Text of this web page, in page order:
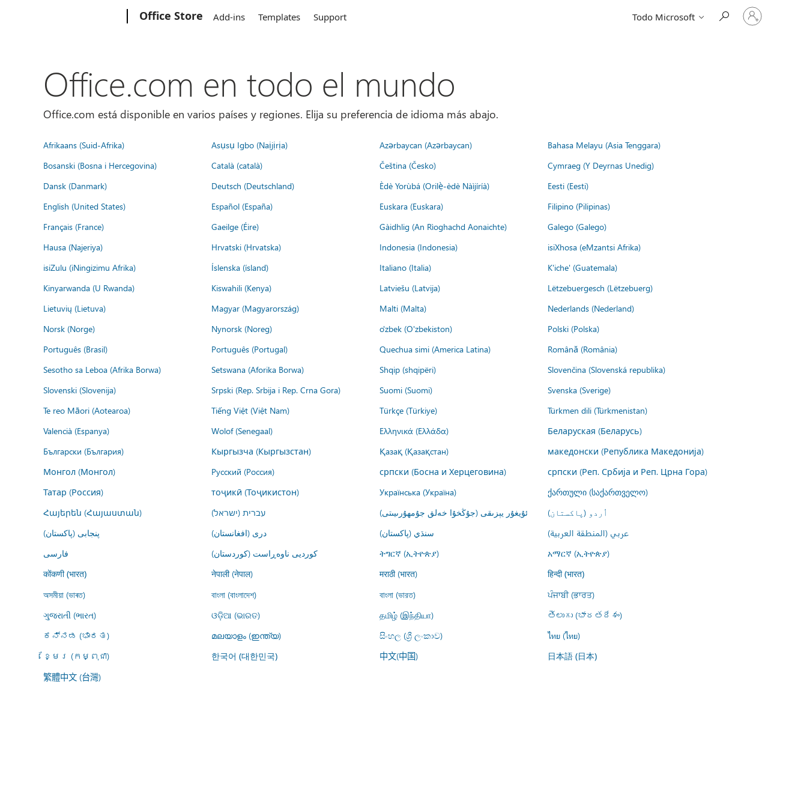
Office Store Add-ins Templates Support Todo Microsoft
Iniciar
sesión
Office.com en todo el mundo
Office.com está disponible en varios países y regiones. Elija su preferencia de idioma más abajo.
Afrikaans (Suid-Afrika) Asụsụ Igbo (Naịjịrịa) Azərbaycan (Azərbaycan)
Bahasa Melayu (Asia Tenggara)
Bosanski (Bosna i Hercegovina)
Català (català) Čeština (Česko)
Cymraeg (Y Deyrnas Unedig)
Dansk (Danmark)
Deutsch (Deutschland) Èdè Yorùbá (Orilẹ̀-èdè Nàìjíríà)
Eesti (Eesti)
English (United States)
Español (España) Euskara (Euskara)
Filipino (Pilipinas)
Français (France)
Gaeilge (Éire) Gàidhlig (An Rìoghachd Aonaichte)
Galego (Galego)
Hausa (Najeriya)
Hrvatski (Hrvatska) Indonesia (Indonesia)
isiXhosa (eMzantsi Afrika)
isiZulu (iNingizimu Afrika)
Íslenska (ísland) Italiano (Italia)
K'iche' (Guatemala)
Kinyarwanda (U Rwanda)
Kiswahili (Kenya) Latviešu (Latvija)
Lëtzebuergesch (Lëtzebuerg)
Lietuvių (Lietuva)
Magyar (Magyarország) Malti (Malta)
Nederlands (Nederland)
Norsk (Norge)
Nynorsk (Noreg) o'zbek (O'zbekiston)
Polski (Polska)
Português (Brasil)
Português (Portugal) Quechua simi (America Latina)
Română (România)
Sesotho sa Leboa (Afrika Borwa)
Setswana (Aforika Borwa) Shqip (shqipëri)
Slovenčina (Slovenská republika)
Slovenski (Slovenija)
Srpski (Rep. Srbija i Rep. Crna Gora) Suomi (Suomi)
Svenska (Sverige)
Te reo Māori (Aotearoa)
Tiếng Việt (Việt Nam) Türkçe (Türkiye)
Türkmen dili (Türkmenistan)
Valencià (Espanya)
Wolof (Senegaal) Ελληνικά (Ελλάδα)
Беларуская (Беларусь)
Български (България)
Кыргызча (Кыргызстан) Қазақ (Қазақстан)
македонски (Република Македонија)
Монгол (Монгол)
Русский (Россия) српски (Босна и Херцеговина)
српски (Реп. Србија и Реп. Црна Гора)
Татар (Россия)
тоҷикӣ (Тоҷикистон) Українська (Україна)
ქართული (საქართველო)
Հայերեն (Հայաստան)
עברית (ישראל) ئۇيغۇر يېزىقى (جۇڭخۇا خەلق جۇمھۇرىيىتى)
اُردو (پاکستان)
پنجابی (پاکستان)
درى (افغانستان) سنڌي (پاکستان)
عربي (المنطقة العربية)
فارسى
کوردیی ناوەڕاست (کوردستان) ትግርኛ (ኢትዮጵያ) አማርኛ (ኢትዮጵያ)
कोंकणी (भारत) नेपाली (नेपाल) मराठी (भारत) हिन्दी (भारत)
অসমীয়া (ভাৰত) বাংলা (বাংলাদেশ) বাংলা (ভারত)
ਪੰਜਾਬੀ (ਭਾਰਤ)
ગુજરાતી (ભારત)
ଓଡ଼ିଆ (ଭାରତ) தமிழ் (இந்தியா)
తెలుగు (భారతదేశం)
ಕನ್ನಡ (ಭಾರತ)
മലയാളം (ഇന്ത്യ) සිංහල (ශ්‍රී ලංකාව)
ไทย (ไทย)
ខ្មែរ (កម្ពុជា)
한국어 (대한민국) 中文(中国) 日本語 (日本)
繁體中文 (台灣)